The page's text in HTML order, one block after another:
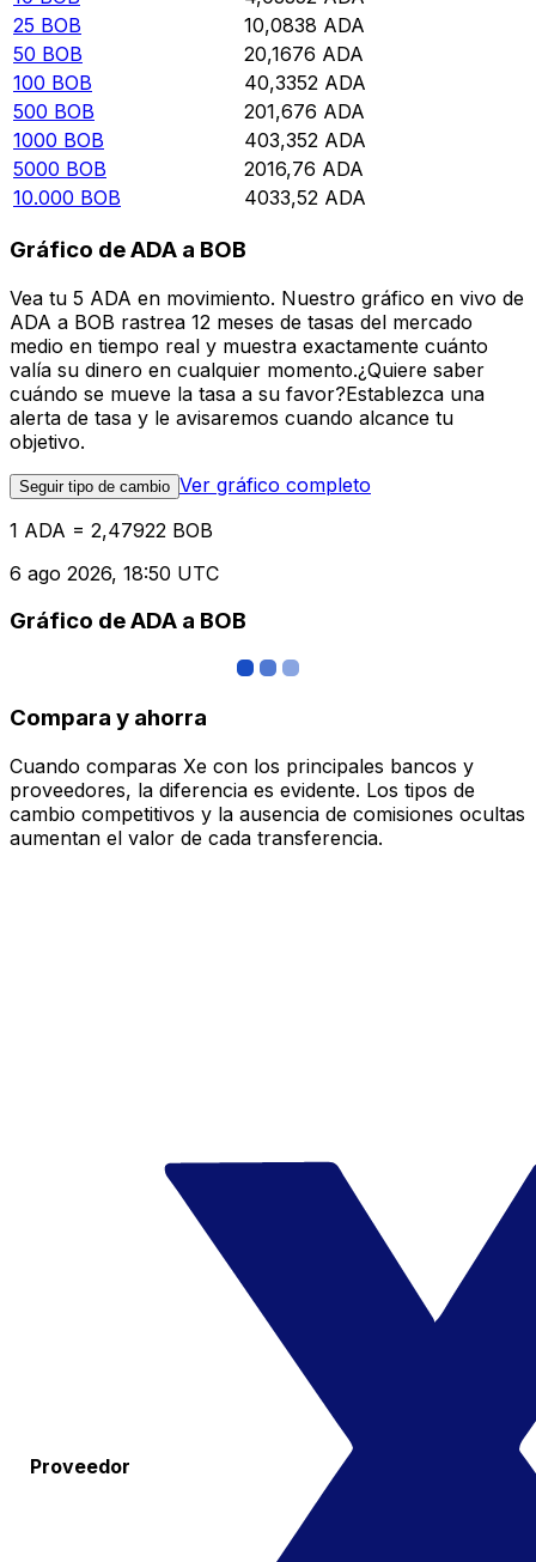
25 BOB 10,0838 ADA
50 BOB 20,1676 ADA
100 BOB 40,3352 ADA
500 BOB 201,676 ADA
1000 BOB 403,352 ADA
5000 BOB 2016,76 ADA
10.000 BOB 4033,52 ADA
Gráfico de ADA a BOB
Vea tu 5 ADA en movimiento. Nuestro gráfico en vivo de
ADA a BOB rastrea 12 meses de tasas del mercado
medio en tiempo real y muestra exactamente cuánto
valía su dinero en cualquier momento.¿Quiere saber
cuándo se mueve la tasa a su favor?Establezca una
alerta de tasa y le avisaremos cuando alcance tu
objetivo.
Seguir tipo de cambio Ver gráfico completo
1 ADA = 2,47922 BOB
6 ago 2026, 18:50 UTC
Gráfico de ADA a BOB
Compara y ahorra
Cuando comparas Xe con los principales bancos y
proveedores, la diferencia es evidente. Los tipos de
cambio competitivos y la ausencia de comisiones ocultas
aumentan el valor de cada transferencia.
Proveedor